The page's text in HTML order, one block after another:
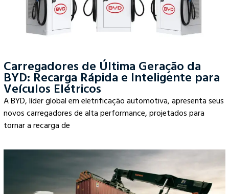
Carregadores de Última Geração da
BYD: Recarga Rápida e Inteligente para
Veículos Elétricos
A BYD, líder global em eletrificação automotiva, apresenta seus
novos carregadores de alta performance, projetados para
tornar a recarga de